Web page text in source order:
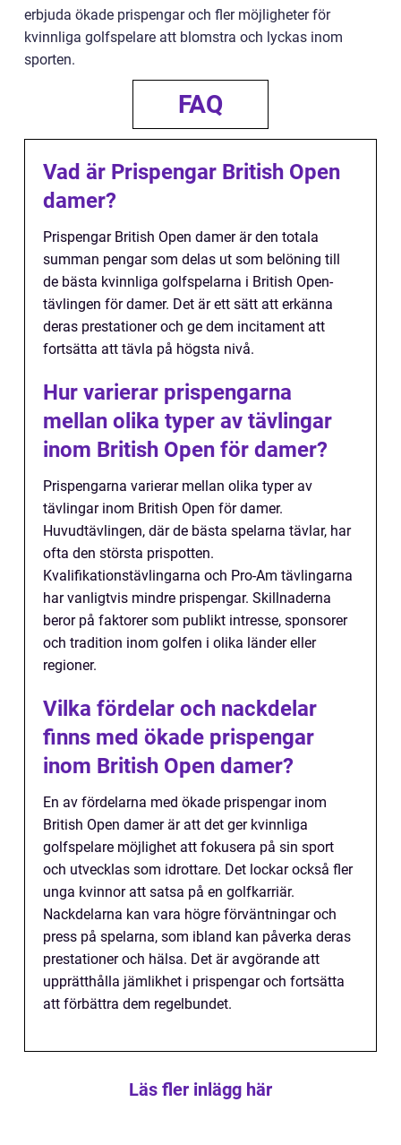
erbjuda ökade prispengar och fler möjligheter för
kvinnliga golfspelare att blomstra och lyckas inom
sporten.
FAQ
Vad är Prispengar British Open
damer?
Prispengar British Open damer är den totala
summan pengar som delas ut som belöning till
de bästa kvinnliga golfspelarna i British Open-
tävlingen för damer. Det är ett sätt att erkänna
deras prestationer och ge dem incitament att
fortsätta att tävla på högsta nivå.
Hur varierar prispengarna
mellan olika typer av tävlingar
inom British Open för damer?
Prispengarna varierar mellan olika typer av
tävlingar inom British Open för damer.
Huvudtävlingen, där de bästa spelarna tävlar, har
ofta den största prispotten.
Kvalifikationstävlingarna och Pro-Am tävlingarna
har vanligtvis mindre prispengar. Skillnaderna
beror på faktorer som publikt intresse, sponsorer
och tradition inom golfen i olika länder eller
regioner.
Vilka fördelar och nackdelar
finns med ökade prispengar
inom British Open damer?
En av fördelarna med ökade prispengar inom
British Open damer är att det ger kvinnliga
golfspelare möjlighet att fokusera på sin sport
och utvecklas som idrottare. Det lockar också fler
unga kvinnor att satsa på en golfkarriär.
Nackdelarna kan vara högre förväntningar och
press på spelarna, som ibland kan påverka deras
prestationer och hälsa. Det är avgörande att
upprätthålla jämlikhet i prispengar och fortsätta
att förbättra dem regelbundet.
Läs fler inlägg här